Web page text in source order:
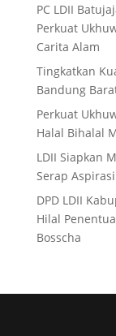
PC LDII
Perkuat
Carita Alam
Tingkatkan
Bandung
Perkuat
Halal Bihalal
LDII Siapkan
Serap
DPD LDII
Hilal
Bosscha